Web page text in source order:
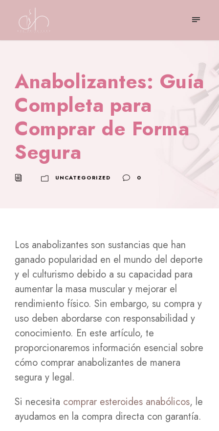
Anabolizantes: Guía
Completa para
Comprar de Forma
Segura
UNCATEGORIZED 0
Los anabolizantes son sustancias que han
ganado popularidad en el mundo del deporte
y el culturismo debido a su capacidad para
aumentar la masa muscular y mejorar el
rendimiento físico. Sin embargo, su compra y
uso deben abordarse con responsabilidad y
conocimiento. En este artículo, te
proporcionaremos información esencial sobre
cómo comprar anabolizantes de manera
segura y legal.
Si necesita comprar esteroides anabólicos, le
ayudamos en la compra directa con garantía.